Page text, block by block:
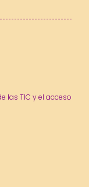
las TIC y el acceso